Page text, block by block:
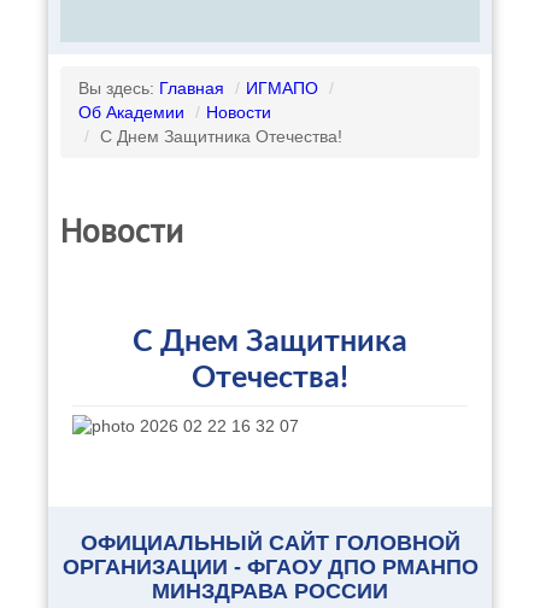
Вы здесь: Главная / ИГМАПО
/
Об Академии
/ Новости
/ С Днем Защитника Отечества!
Новости
С Днем Защитника
Отечества!
ОФИЦИАЛЬНЫЙ САЙТ ГОЛОВНОЙ
ОРГАНИЗАЦИИ - ФГАОУ ДПО РМАНПО
МИНЗДРАВА РОССИИ